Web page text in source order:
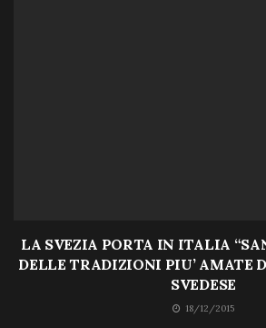
LA SVEZIA PORTA IN ITALIA
DELLE TRADIZIONI PIU’ AMATE
SVEDESE
18/12/2015